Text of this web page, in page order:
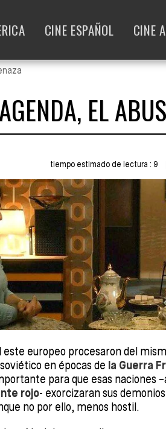
CINE ESPAÑOL CINE
EL
tiempo estimado de lectura : 9
este europeo procesaron del
en épocas de la Guerra
para que esas naciones
rojo- exorcizaran sus
no por ello, menos hostil.